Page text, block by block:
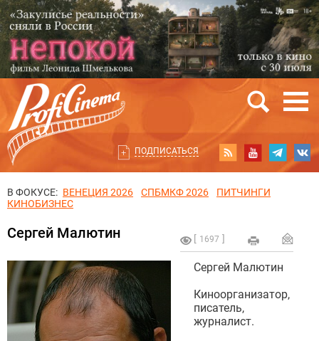
ПОДПИСАТЬСЯ
В ФОКУСЕ: ВЕНЕЦИЯ 2026 СПБМКФ 2026
ПИТЧИНГИ
КИНОБИЗНЕС
1697
Сергей Малютин
Сергей Малютин
Киноорганизатор,
писатель,
журналист.